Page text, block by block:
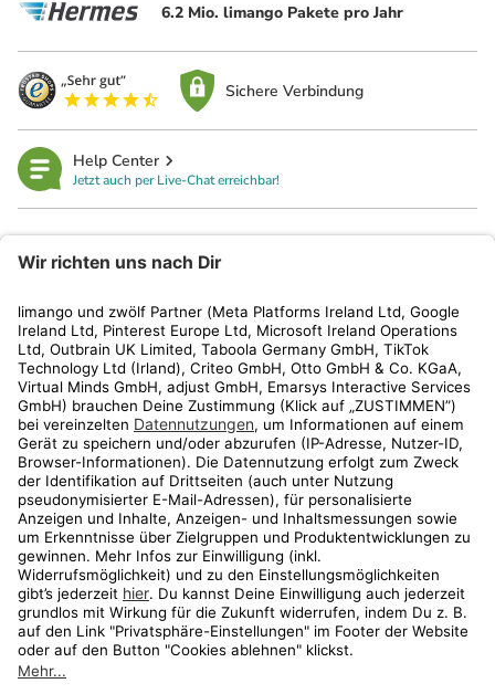
6.2 Mio. limango Pakete pro Jahr
Sichere Verbindung
Help Center
Jetzt auch per Live-Chat erreichbar!
Kundenservice
Shop
Aktionen
Travel